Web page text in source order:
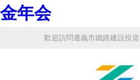
金年会
歡迎訪問遵義市鐵路建設投